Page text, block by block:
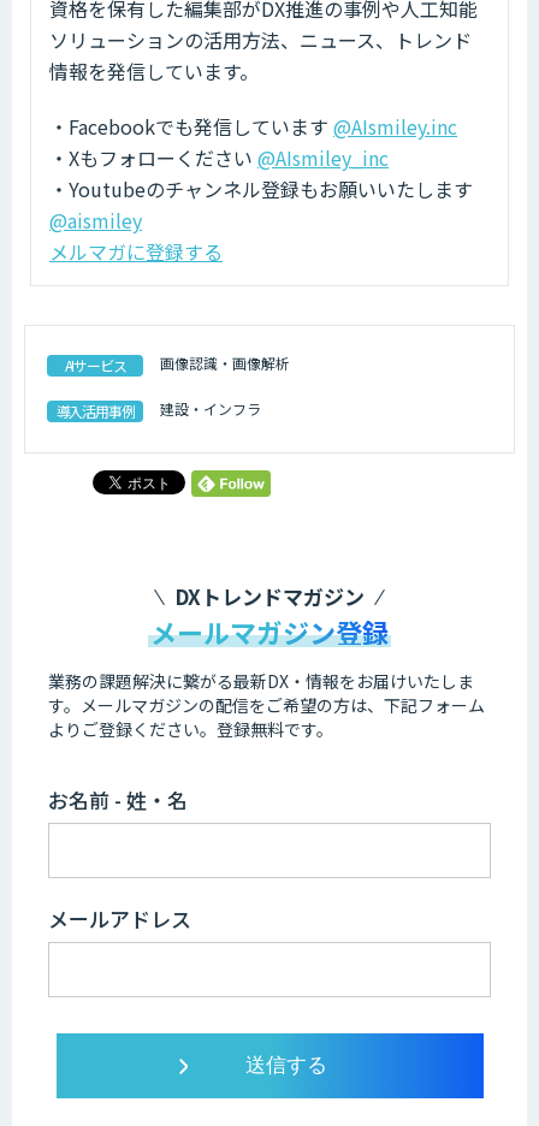
資格を保有した編集部がDX推進の事例や人工知能
ソリューションの活用方法、ニュース、トレンド
情報を発信しています。
・Facebookでも発信しています @AIsmiley.inc
・Xもフォローください @AIsmiley_inc
・Youtubeのチャンネル登録もお願いいたします
@aismiley
メルマガに登録する
AIサービス 画像認識・画像解析
導入活用事例 建設・インフラ
DXトレンドマガジン
メールマガジン登録
業務の課題解決に繋がる最新DX・情報をお届けいたしま
す。 メールマガジンの配信をご希望の方は、下記フォーム
よりご登録ください。登録無料です。
お名前 - 姓・名
メールアドレス